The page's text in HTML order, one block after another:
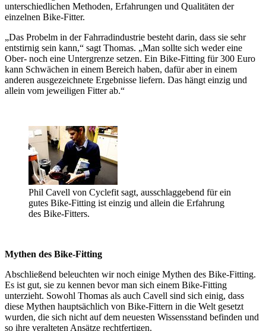
unterschiedlichen Methoden, Erfahrungen und Qualitäten der
einzelnen Bike-Fitter.
„Das Probelm in der Fahrradindustrie besteht darin, dass sie sehr
entstirnig sein kann,“ sagt Thomas. „Man sollte sich weder eine
Ober- noch eine Untergrenze setzen. Ein Bike-Fitting für 300 Euro
kann Schwächen in einem Bereich haben, dafür aber in einem
anderen ausgezeichnete Ergebnisse liefern. Das hängt einzig und
allein vom jeweiligen Fitter ab.“
Phil Cavell von Cyclefit sagt, ausschlaggebend für ein
gutes Bike-Fitting ist einzig und allein die Erfahrung
des Bike-Fitters.
Mythen des Bike-Fitting
Abschließend beleuchten wir noch einige Mythen des Bike-Fitting.
Es ist gut, sie zu kennen bevor man sich einem Bike-Fitting
unterzieht. Sowohl Thomas als auch Cavell sind sich einig, dass
diese Mythen hauptsächlich von Bike-Fittern in die Welt gesetzt
wurden, die sich nicht auf dem neuesten Wissensstand befinden und
so ihre veralteten Ansätze rechtfertigen.